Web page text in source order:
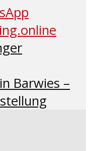
Barwies –